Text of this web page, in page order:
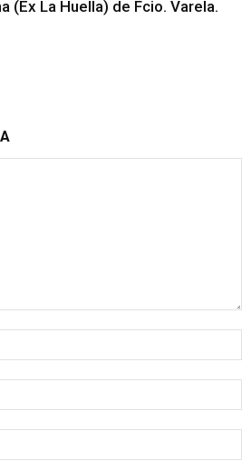
(Ex La Huella) de Fcio. Varela.